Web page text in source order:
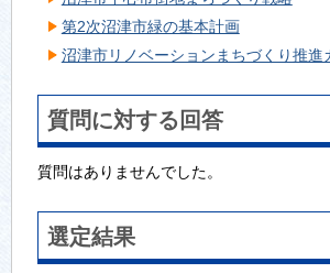
第2次沼津市緑の基本計画
沼津市リノベーションまちづくり推進
質問に対する回答
質問はありませんでした。
選定結果